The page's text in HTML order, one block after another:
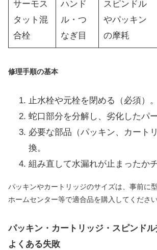
サーモス
タット混
合栓
ハンド
ル・つ
なぎ目
スピンドル
やパッキン
の摩耗
修理手順の基本
止水栓や元栓を閉める（必須）。
蛇口部分を分解し、劣化したパ
必要な部品（パッキン、カート
換。
組み直して水漏れが止まったかチ
パッキンやカートリッジのサイズは、事前に
ホームセンター等で適合品を購入してください
パッキン・カートリッジ・スピンド
よくある失敗